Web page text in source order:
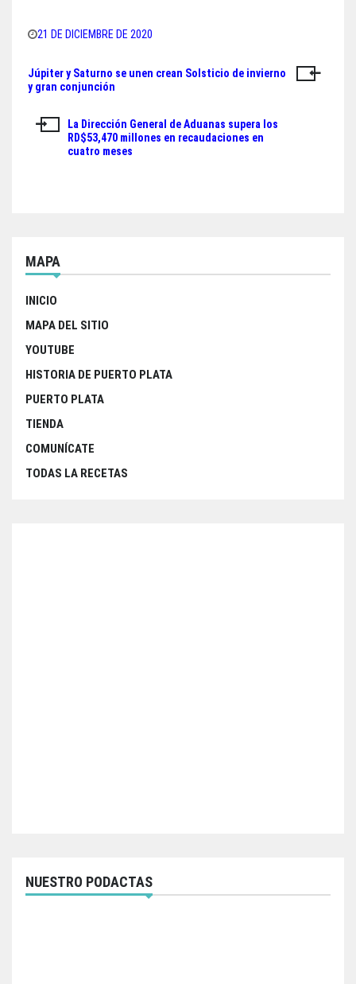
bo
ok
tt ts
pp
21 DE DICIEMBRE DE 2020
Navegación
entradas
Júpiter y Saturno se unen crean Solsticio de invierno
y gran conjunción
La Dirección General de Aduanas supera los
RD$53,470 millones en recaudaciones en
cuatro meses
MAPA
INICIO
MAPA DEL SITIO
YOUTUBE
HISTORIA DE PUERTO PLATA
PUERTO PLATA
TIENDA
COMUNÍCATE
TODAS LA RECETAS
NUESTRO PODACTAS